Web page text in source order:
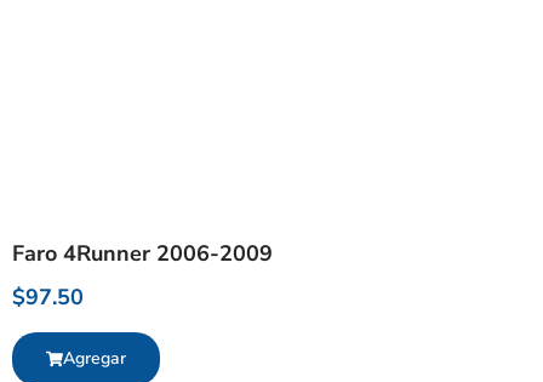
Faro 4Runner 2006-2009
$97.50
Agregar